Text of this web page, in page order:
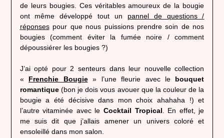
de leurs bougies. Ces véritables amoureux de la bougie
ont même développé tout un pannel de questions /
réponsespour que nous puissions prendre soin de nos
bougies (comment éviter la fumée noire / comment
dépoussiérer les bougies ?)
J’ai opté pour 2 senteurs dans leur nouvelle collection
« Frenchie Bougie» l’une fleurie avec le bouquet
romantique(bon je dois vous avouer que la couleur de la
bougie a été décisive dans mon choix ahahaha !) et
l’autre vitaminée avec le Cocktail Tropical. En effet, je
me suis dit que j’allais amener un univers coloré et
ensoleillé dans mon salon.